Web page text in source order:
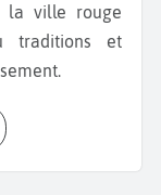
la ville rouge
traditions et